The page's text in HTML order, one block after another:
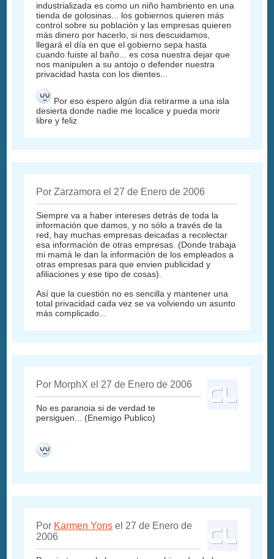
industrializada es como un niño hambriento en una
tienda de golosinas... los gobiernos quieren más
control sobre su población y las empresas quieren
más dinero por hacerlo, si nos descuidamos,
llegará el día en que el gobierno sepa hasta
cuando fuiste al baño... es cosa nuestra dejar que
nos manipulen a su antojo o defender nuestra
privacidad hasta con los dientes...
Por eso espero algún día retirarme a una isla
desierta donde nadie me localice y pueda morir
libre y feliz
Por Zarzamora el 27 de Enero de 2006
Siempre va a haber intereses detrás de toda la
información que damos, y no sólo a través de la
red, hay muchas empresas deicadas a recolectar
esa información de otras empresas. (Donde trabaja
mi mamá le dan la información de los empleados a
otras empresas para que envien publicidad y
afiliaciones y ese tipo de cosas).
Así que la cuestión no es sencilla y mantener una
total privacidad cada vez se va volviendo un asunto
más complicado...
Por MorphX el 27 de Enero de 2006
No es paranoia si de verdad te
persiguen... (Enemigo Publico)
Por Karmen Yons el 27 de Enero de
2006